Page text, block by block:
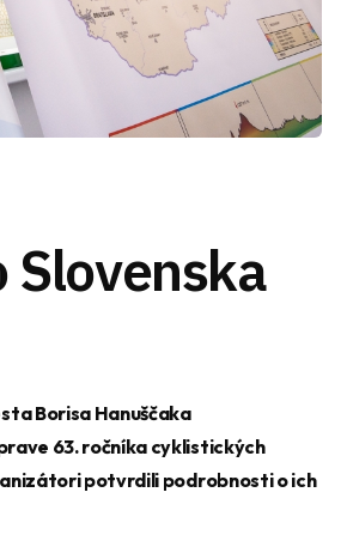
Borisa Hanuščaka
63. ročníka cyklistických
potvrdili podrobnosti o ich